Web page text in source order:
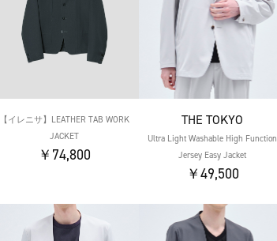
【イレニサ】LEATHER TAB WORK
JACKET
￥74,800
THE TOKYO
Ultra Light Washable High Function
Jersey Easy Jacket
￥49,500